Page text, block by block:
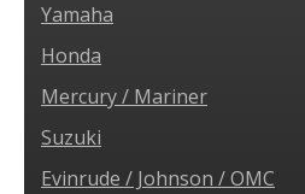
Yamaha
Honda
Mercury / Mariner
Suzuki
Evinrude / Johnson / OMC